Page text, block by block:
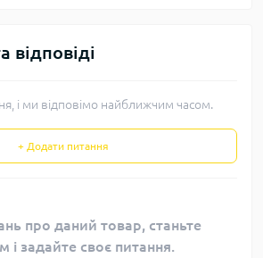
відповіді
і ми відповімо найближчим часом.
+ Додати питання
про даний товар, станьте
і задайте своє питання.